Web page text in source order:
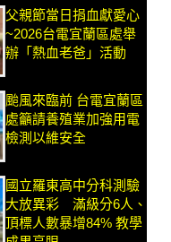
父親節當日捐血獻愛心
~2026台電宜蘭區處舉
辦「熱血老爸」活動
颱風來臨前 台電宜蘭區
處籲請養殖業加強用電
檢測以維安全
國立羅東高中分科測驗
大放異彩 滿級分6人、
頂標人數暴增84% 教學